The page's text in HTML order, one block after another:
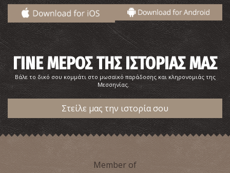
ΓΙΝΕ ΜΕΡΟΣ ΤΗΣ ΙΣΤΟΡΙΑΣ ΜΑΣ
Βάλε το δικό σου κομμάτι στο μωσαϊκό παράδοσης και κληρονομιάς της
Μεσσηνίας.
Στείλε μας την ιστορία σου
Member of